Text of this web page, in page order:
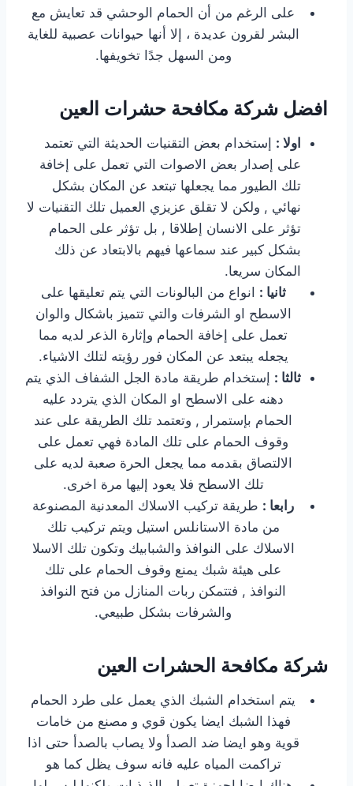
على الرغم من أن الحمام الوحشي قد تعايش مع
البشر لقرون عديدة ، إلا أنها حيوانات عصبية للغاية
ومن السهل جدًا تخويفها.
افضل شركة مكافحة حشرات العين
اولا : إستخدام بعض التقنيات الحديثة التي تعتمد
على إصدار بعض الاصوات التي تعمل على إخافة
تلك الطيور مما يجعلها تبتعد عن المكان بشكل
نهائي , ولكن لا تقلق عزيزي العميل تلك التقنيات لا
تؤثر على الانسان إطلاقا , بل تؤثر على الحمام
بشكل كبير عند سماعها فيهم بالابتعاد عن ذلك
المكان سريعا.
ثانيا : انواع من البالونات التي يتم تعليقها على
الاسطح او الشرفات والتي تتميز باشكال والوان
تعمل على إخافة الحمام وإثارة الذعر لديه مما
يجعله يبتعد عن المكان فور رؤيته لتلك الاشياء.
ثالثا : إستخدام طريقة مادة الجل الشفاف الذي يتم
دهنه على الاسطح او المكان الذي يتردد عليه
الحمام بإستمرار , وتعتمد تلك الطريقة على عند
وقوف الحمام على تلك المادة فهي تعمل على
الالتصاق بقدمه مما يجعل الحرة صعبة لديه على
تلك الاسطح فلا يعود إليها مرة اخرى.
رابعا : طريقة تركيب الاسلاك المعدنية المصنوعة
من مادة الاستانلس استيل ويتم تركيب تلك
الاسلاك على النوافذ والشبابيك وتكون تلك الاسلا
على هيئة شبك يمنع وقوف الحمام على تلك
النوافذ , فتتمكن ربات المنازل من فتح النوافذ
والشرفات بشكل طبيعي.
شركة مكافحة الحشرات العين
يتم استخدام الشبك الذي يعمل على طرد الحمام
فهذا الشبك ايضا يكون قوي و مصنع من خامات
قوية وهو ايضا ضد الصدأ ولا يصاب بالصدأ حتى اذا
تراكمت المياه عليه فانه سوف يظل كما هو